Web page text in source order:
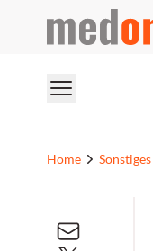
medonline
Home Sonstiges